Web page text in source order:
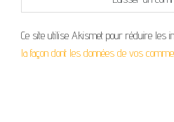
Ce site utilise Akismet pour réduire les
la façon dont les données de vos